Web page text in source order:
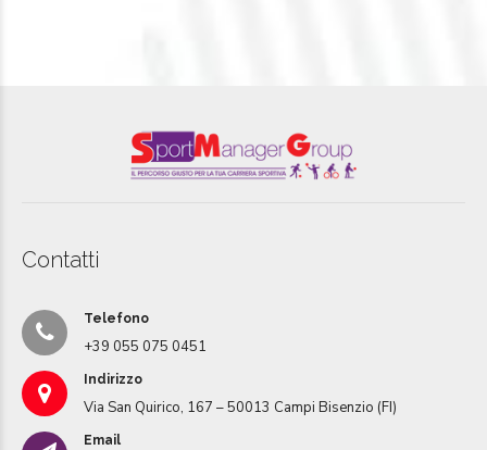
Contatti
Telefono
+39 055 075 0451
Indirizzo
Via San Quirico, 167 – 50013 Campi Bisenzio (FI)
Email